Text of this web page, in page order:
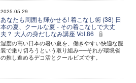
2025.05.29
あなたも周囲も輝かせる! 着こなし術 (38) 日
本の夏、クールな夏 - その着こなしで大丈
夫？ 大人の身だしなみ講座 Vol.86
湿度の高い日本の暑い夏を、働きやすい快適な服
装で乗り切ろうという取り組み──それが環境省
の推し進めるデコ活とクールビズです。